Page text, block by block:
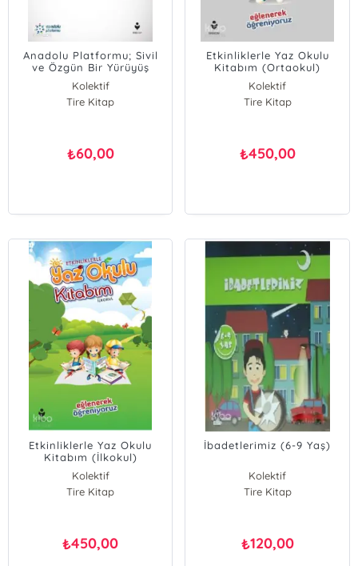
Anadolu Platformu; Sivil
ve Özgün Bir Yürüyüş
Kolektif
Tire Kitap
₺60,00
Etkinliklerle Yaz Okulu
Kitabım (Ortaokul)
Kolektif
Tire Kitap
₺450,00
Etkinliklerle Yaz Okulu
Kitabım (İlkokul)
Kolektif
Tire Kitap
₺450,00
İbadetlerimiz (6-9 Yaş)
Kolektif
Tire Kitap
₺120,00